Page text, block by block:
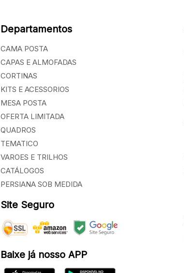
Departamentos
CAMA POSTA
CAPAS E ALMOFADAS
CORTINAS
KITS E ACESSORIOS
MESA POSTA
OFERTA LIMITADA
QUADROS
TEMATICO
VAROES E TRILHOS
CATÁLOGOS
PERSIANA SOB MEDIDA
Site Seguro
Baixe já nosso APP